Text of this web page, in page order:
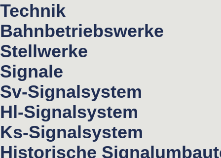
Technik
Bahnbetriebswerke
Stellwerke
Signale
Sv-Signalsystem
Hl-Signalsystem
Ks-Signalsystem
Historische